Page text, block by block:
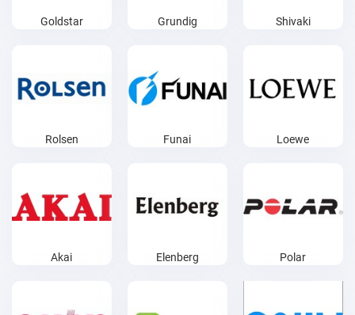
Goldstar Grundig Shivaki
Rolsen Funai Loewe
Akai Elenberg Polar